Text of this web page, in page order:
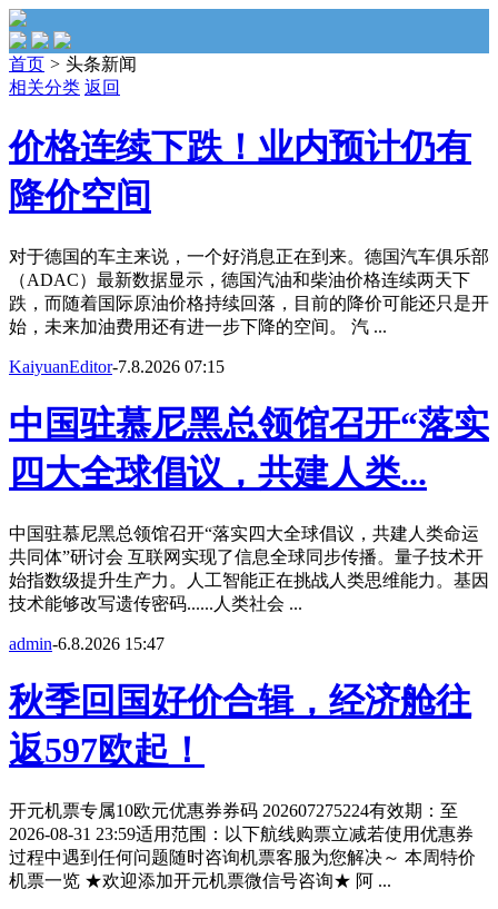
首页 > 头条新闻
相关分类 返回
价格连续下跌！业内预计仍有
降价空间
对于德国的车主来说，一个好消息正在到来。德国汽车俱乐部
（ADAC）最新数据显示，德国汽油和柴油价格连续两天下
跌，而随着国际原油价格持续回落，目前的降价可能还只是开
始，未来加油费用还有进一步下降的空间。 汽 ...
KaiyuanEditor-7.8.2026 07:15
中国驻慕尼黑总领馆召开“落实
四大全球倡议，共建人类...
中国驻慕尼黑总领馆召开“落实四大全球倡议，共建人类命运
共同体”研讨会 互联网实现了信息全球同步传播。量子技术开
始指数级提升生产力。人工智能正在挑战人类思维能力。基因
技术能够改写遗传密码......人类社会 ...
admin-6.8.2026 15:47
秋季回国好价合辑，经济舱往
返597欧起！
开元机票专属10欧元优惠券券码 202607275224有效期：至
2026-08-31 23:59适用范围：以下航线购票立减若使用优惠券
过程中遇到任何问题随时咨询机票客服为您解决～ 本周特价
机票一览 ★欢迎添加开元机票微信号咨询★ 阿 ...